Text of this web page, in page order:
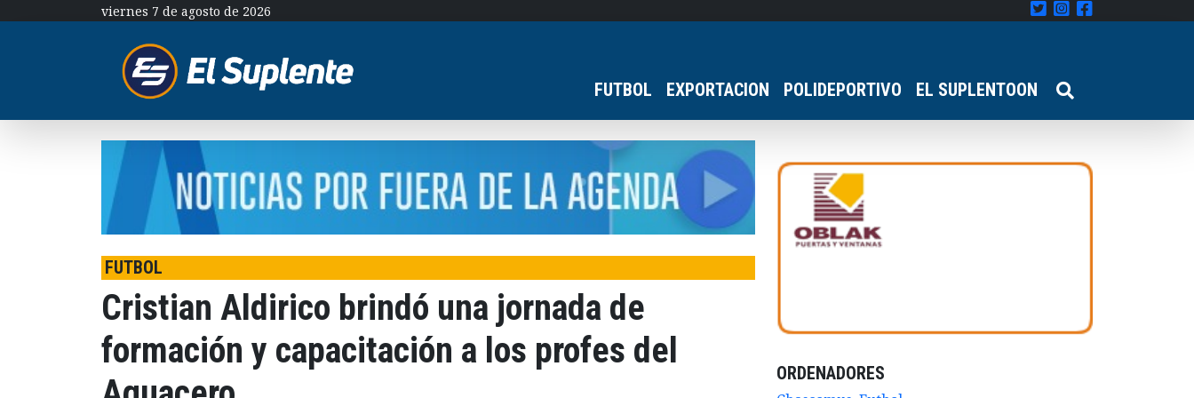
viernes 7 de agosto de 2026
FUTBOL EXPORTACION POLIDEPORTIVO EL SUPLENTOON
FUTBOL
Cristian Aldirico brindó una jornada de
formación y capacitación a los profes del
ORDENADORES